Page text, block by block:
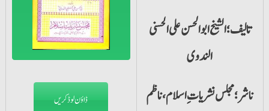
ڈاؤن لوڈ کریں
تالیف؛الشیخ ابو الحسن علی الحسنی
الندوی
ناشر؛مجلس نشریات ِ اسلام،ناظم